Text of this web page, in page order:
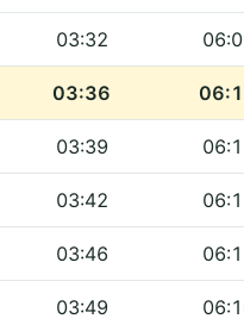
03:32
03:36
03:39
03:42
03:46
03:49